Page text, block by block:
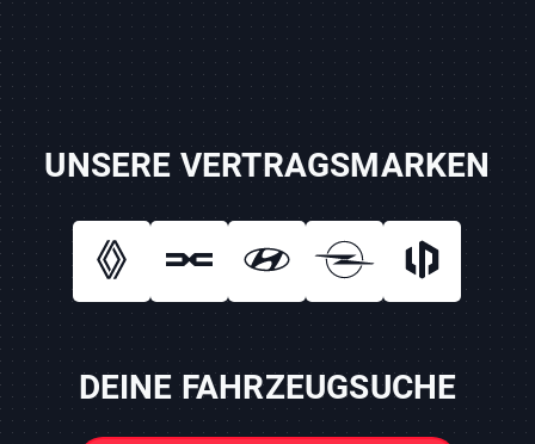
UNSERE VERTRAGSMARKEN
DEINE FAHRZEUGSUCHE